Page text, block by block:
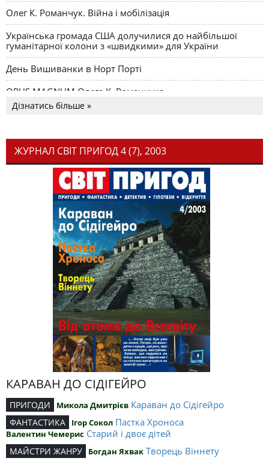
Олег К. Романчук. Війна і мобілізація
Українська громада США долучилися до найбільшої
гуманітарної колони з «швидкими» для України
День Вишиванки в Норт Порті
OPUS MAGNUM Олега К. Романчука
Дізнатись більше »
ЖУРНАЛ СВІТ ПРИГОД 4 (7), 2003
КАРАВАН ДО СІДІГЕЙРО
ПРИГОДИ Микола Дмитрієв Караван до Сідігейро
ФАНТАСТИКА Ігор Сокол Пастка Хроноса
Валентин Чемерис Старий і двоє дітей
МАЙСТРИ ЖАНРУ Богдан Яхвак Творець Віннету